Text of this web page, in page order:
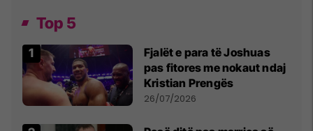
Top 5
Fjalët e para të Joshuas
pas fitores me nokaut ndaj
Kristian Prengës
26/07/2026